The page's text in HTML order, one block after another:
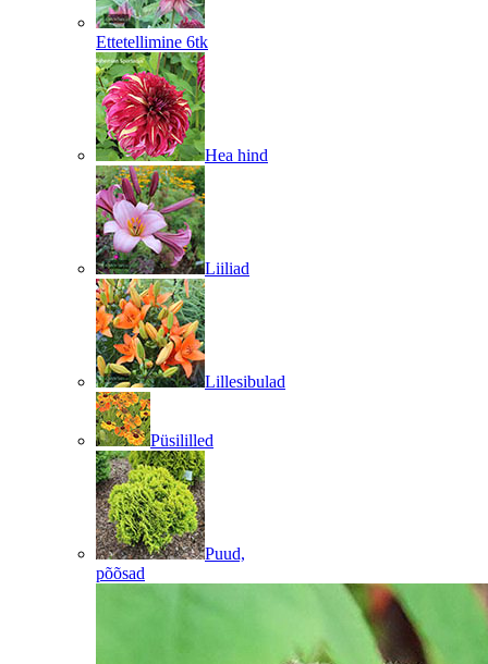
Ettetellimine 6tk
Hea hind
Liiliad
Lillesibulad
Püsililled
Puud,
põõsad